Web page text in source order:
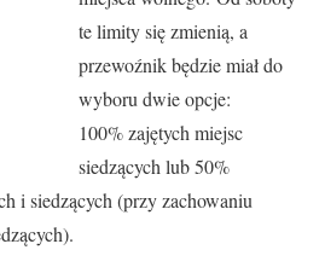
te limity się zmienią, a
przewoźnik będzie miał do
wyboru dwie opcje:
100% zajętych miejsc
siedzących lub 50%
i siedzących (przy zachowaniu